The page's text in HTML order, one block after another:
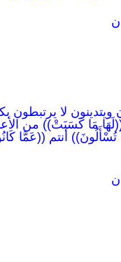
ويتدينون لا
مَا كَسَبَتْ)) من
أنتم ((عَمَّا